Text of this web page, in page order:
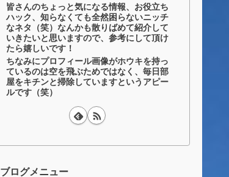
皆さんのちょっと気になる情報、お役立ち
ハック、知らなくても全然困らないニッチ
なネタ（笑）なんかも散りばめて紹介して
いきたいと思いますので、参考にして頂け
たら嬉しいです！
ちなみにプロフィール画像がホウキを持っ
ているのは空を飛ぶためではなく、毎日部
屋をキチンと掃除していますというアピー
ルです（笑）
ブログメニュー